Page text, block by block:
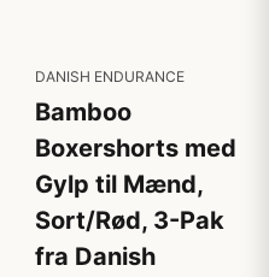
DANISH ENDURANCE
Bamboo
Boxershorts med
Gylp til Mænd,
Sort/Rød, 3-Pak
fra Danish